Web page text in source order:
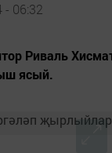
- 06:32
Риваль
ясый.